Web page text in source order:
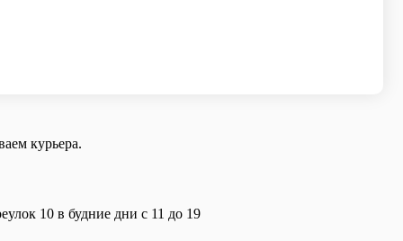
где нет пункта самовывоза ТК СДЭК, до бесплатно
и на усмотрение отправителя.
курьера.
10 в будние дни с 11 до 19